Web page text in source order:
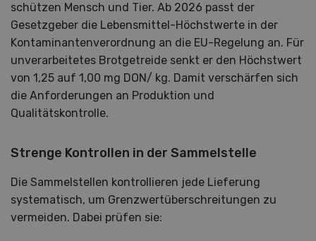
schützen Mensch und Tier. Ab 2026 passt der
Gesetzgeber die Lebensmittel-Höchstwerte in der
Kontaminantenverordnung an die EU-Regelung an. Für
unverarbeitetes Brotgetreide senkt er den Höchstwert
von 1,25 auf 1,00 mg DON/ kg. Damit verschärfen sich
die Anforderungen an Produktion und
Qualitätskontrolle.
Strenge Kontrollen in der Sammelstelle
Die Sammelstellen kontrollieren jede Lieferung
systematisch, um Grenzwertüberschreitungen zu
vermeiden. Dabei prüfen sie: